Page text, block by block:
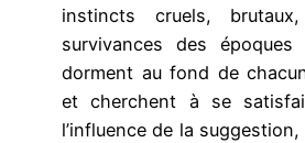
instincts cruels, brutaux,
survivances des époques
dorment au fond de
et cherchent à se
l’influence de la